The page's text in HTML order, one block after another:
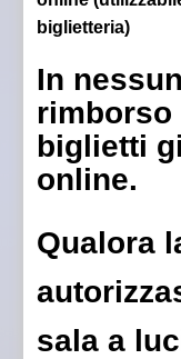
biglietteria)
In
rimborso
biglietti
online.
Qualora
sala a